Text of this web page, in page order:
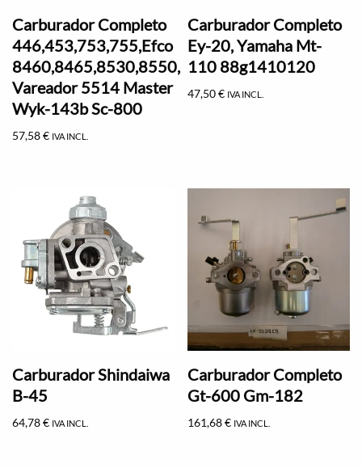
Carburador Completo
446,453,753,755,Efco
8460,8465,8530,8550,
Vareador 5514 Master
Wyk-143b Sc-800
57,58€ IVA INCL.
Carburador Completo
Ey-20, Yamaha Mt-
110 88g1410120
47,50€ IVA INCL.
Carburador Shindaiwa
B-45
64,78€ IVA INCL.
Carburador Completo
Gt-600 Gm-182
161,68€ IVA INCL.